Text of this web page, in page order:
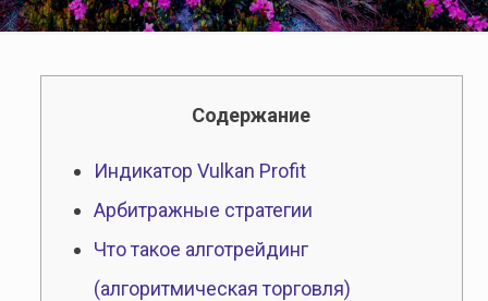
Содержание
Индикатор Vulkan Profit
Арбитражные стратегии
Что такое алготрейдинг
(алгоритмическая торговля)